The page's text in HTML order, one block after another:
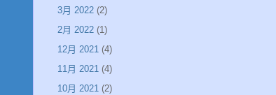
3月 2022 (2)
2月 2022 (1)
12月 2021 (4)
11月 2021 (4)
10月 2021 (2)